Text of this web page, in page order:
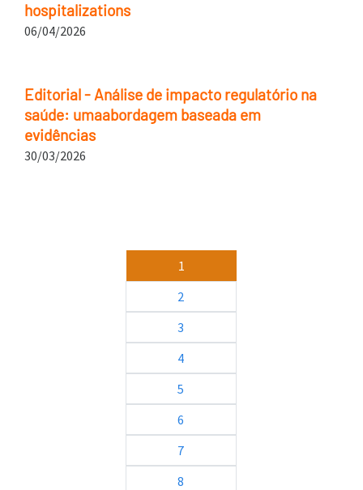
hospitalizations
06/04/2026
Editorial - Análise de impacto regulatório na
saúde: umaabordagem baseada em
evidências
30/03/2026
1
2
3
4
5
6
7
8